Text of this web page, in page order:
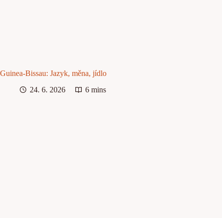
Guinea-Bissau: Jazyk, měna, jídlo
24. 6. 2026
6 mins